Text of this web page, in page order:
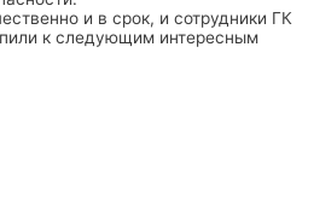
и в срок, и сотрудники ГК
к следующим интересным